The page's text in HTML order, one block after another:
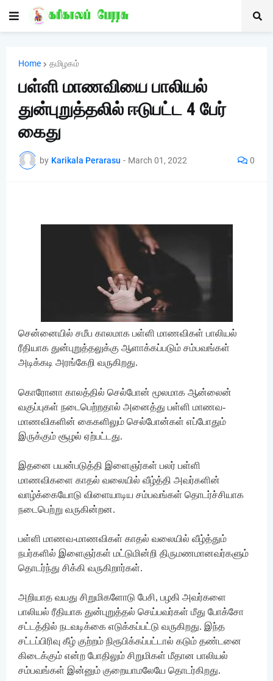
Home தமிழகம்
பள்ளி மாணவியை பாலியல்
துன்புறுத்தலில் ஈடுபட்ட 4 பேர்
கைது
by Karikala Perarasu - March 01, 2022 0
சென்னையில் சமீப காலமாக பள்ளி மாணவிகள் பாலியல்
ரீதியாக துன்புறுத்தலுக்கு ஆளாக்கப்படும் சம்பவங்கள்
அடிக்கடி அரங்கேறி வருகிறது.
கொரோனா காலத்தில் செல்போன் மூலமாக ஆன்லைன்
வகுப்புகள் நடைபெற்றதால் அனைத்து பள்ளி மாணவ-
மாணவிகளின் கைகளிலும் செல்போன்கள் எப்போதும்
இருக்கும் சூழல் ஏற்பட்டது.
இதனை பயன்படுத்தி இளைஞர்கள் பலர் பள்ளி
மாணவிகளை காதல் வலையில் வீழ்த்தி அவர்களின்
வாழ்க்கையோடு விளையாடிய சம்பவங்கள் தொடர்ச்சியாக
நடைபெற்று வருகின்றன.
பள்ளி மாணவ-மாணவிகள் காதல் வலையில் வீழ்த்தும்
நபர்களில் இளைஞர்கள் மட்டுமின்றி திருமணமானவர்களும்
தொடர்ந்து சிக்கி வருகிறார்கள்.
அறியாத வயது சிறுமிகளோடு பேசி, பழகி அவர்களை
பாலியல் ரீதியாக துன்புறுத்தல் செய்பவர்கள் மீது போக்சோ
சட்டத்தில் நடவடிக்கை எடுக்கப்பட்டு வருகிறது. இந்த
சட்டப்பிரிவு கீழ் குற்றம் நிரூபிக்கப்பட்டால் கடும் தண்டனை
கிடைக்கும் என்ற போதிலும் சிறுமிகள் மீதான பாலியல்
சம்பவங்கள் இன்னும் குறையாமலேயே தொடர்கிறது.